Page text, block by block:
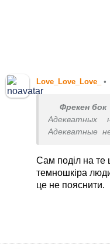
Love_Love_Love_ •
Фрекен бок
Адекватных
Адекватные
мужчины.
моменты)
Сам поділ на те
темношкіра
це не пояснити.